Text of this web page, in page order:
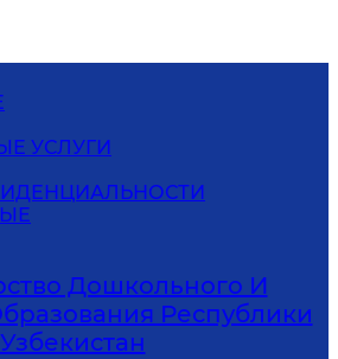
УСЛУГИ
Дошкольного И
Республики
Узбекистан